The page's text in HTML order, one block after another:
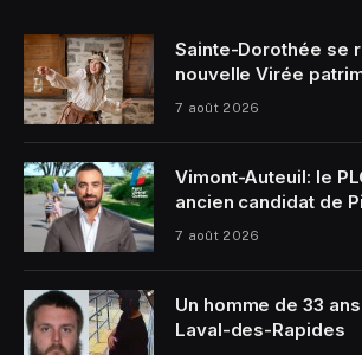
Sainte-Dorothée se
nouvelle Virée
7 août 2026
Vimont-Auteuil: le
ancien candidat de
7 août 2026
Un homme de 33
Laval-des-Rapides